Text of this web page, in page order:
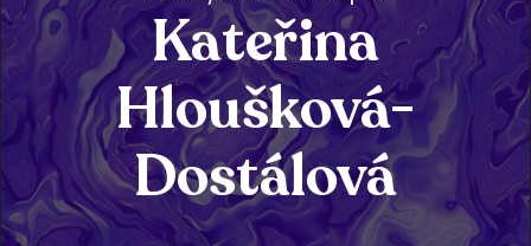
Kateřina
Hloušková-
Dostálová